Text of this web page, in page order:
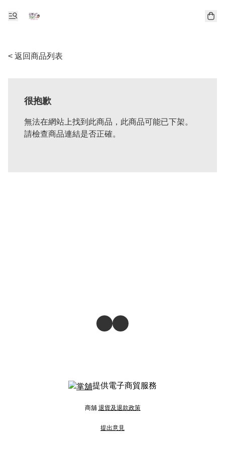
< 返回商品列表
很抱歉
無法在網站上找到此商品，此商品可能已下架。
請檢查商品連結是否正確。
提供電子商貿服務
商舖 退貨及退款政策
提出意見